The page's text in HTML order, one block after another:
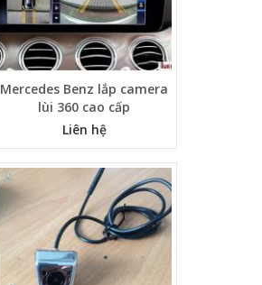
Mercedes Benz lắp camera
lùi 360 cao cấp
Liên hệ